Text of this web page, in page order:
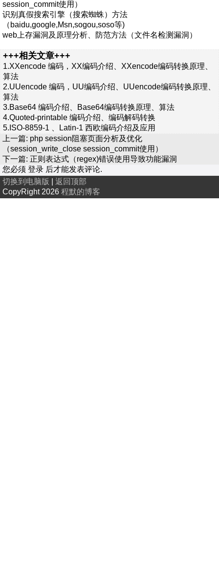
session_commit使用）
识别真假搜索引擎（搜索蜘蛛）方法
（baidu,google,Msn,sogou,soso等)
web上存漏洞及原理分析、防范方法（文件名检测漏洞）
+++相关文章+++
1.XXencode 编码，XX编码介绍、XXencode编码转换原理、
算法
2.UUencode 编码，UU编码介绍、UUencode编码转换原理、
算法
3.Base64 编码介绍、Base64编码转换原理、算法
4.Quoted-printable 编码介绍、编码解码转换
5. ISO-8859-1 、Latin-1 西欧编码介绍及应用
上一篇: php session阻塞页面分析及优化
（session_write_close session_commit使用）
下一篇: 正则表达式（regex)错误使用导致功能漏洞
您必须 登录 后才能发表评论.
切换到电脑版
返回顶部
CopyRight 2026 程默的博客